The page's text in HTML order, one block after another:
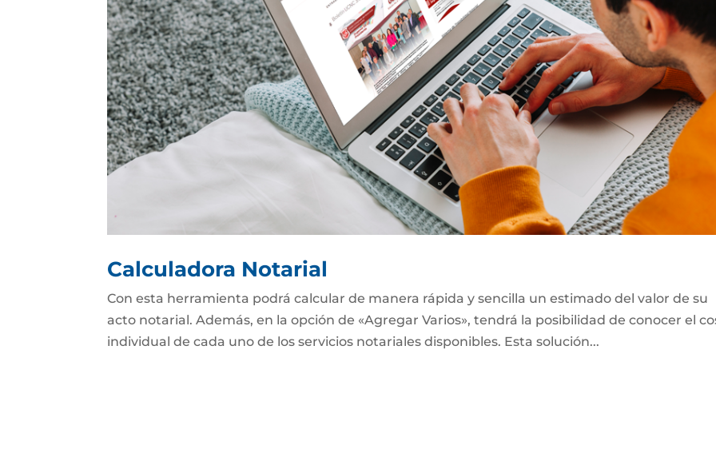
Calculadora Notarial
Con esta herramienta podrá calcular de manera rápida y sencilla un estimado del valor de su
acto notarial. Además, en la opción de «Agregar Varios», tendrá la posibilidad de conocer el
individual de cada uno de los servicios notariales disponibles. Esta solución...